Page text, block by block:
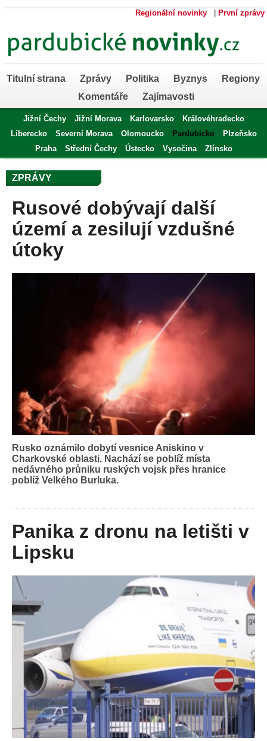
Regionální novinky První zprávy
Titulní strana Zprávy Politika Byznys
Regiony
Komentáře
Zajímavosti
Jižní Čechy Jižní Morava Karlovarsko
Královéhradecko
Liberecko
Severní Morava Olomoucko Pardubicko
Plzeňsko
Praha
Střední Čechy Ústecko Vysočina Zlínsko
ZPRÁVY
Rusové dobývají další
území a zesilují vzdušné
útoky
Rusko oznámilo dobytí vesnice Aniskino v
Charkovské oblasti. Nachází se poblíž místa
nedávného průniku ruských vojsk přes hranice
poblíž Velkého Burluka.
Panika z dronu na letišti v
Lipsku